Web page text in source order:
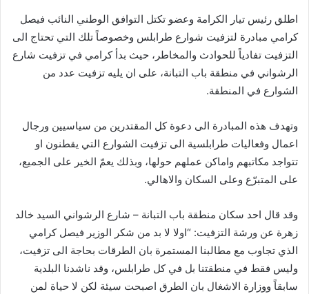
اطلق رئيس تيار الكرامة وعضو تكتل التوافق الوطني النائب فيصل
كرامي مبادرة لتزفيت شوارع طرابلس وخصوصاً تلك التي تحتاج الى
التزفيت تفادياً للحوادث والمخاطر، حيث بدأ كرامي في تزفيت شارع
الرشواني في منطقة باب التبانة، على ان يليه تزفيت عدد من
الشوارع في المنطقة.
وتهدف هذه المبادرة الى دعوة كل المقتدرين من سياسيين ورجال
اعمال وفعاليات طرابلسية الى تزفيت الشوارع التي يقطنون او
تتواجد مكاتبهم واماكن عملهم حولها، وبذلك يعمّ الخير على الجميع،
على المتبرّع وعلى السكان والاهالي.
وقد قال احد سكان منطقة باب التبانة – شارع الرشواني السيد خالد
زهرة عن ورشة التزفيت: “اولا لا بد من شكر الوزير فيصل كرامي
الذي تجاوب مع مطالبنا المستمرة بان الطرقات بحاجة الى تزفيت،
وليس فقط في منطقتنا بل في كل طرابلس، وقد ناشدنا البلدية
سابقاً ووزارة الاشغال بان الطرق اصبحت سيئة لكن لا حياة لمن